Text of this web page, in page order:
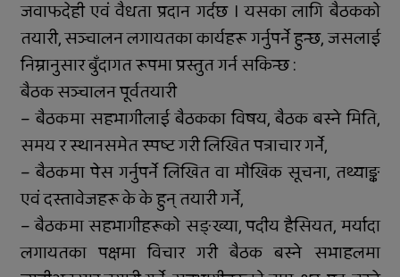
जवाफदेही एवं वैधता प्रदान गर्दछ । यसका लागि बैठकको
तयारी, सञ्चालन लगायतका कार्यहरू गर्नुपर्ने हुन्छ, जसलाई
निम्नानुसार बुँदागत रूपमा प्रस्तुत गर्न सकिन्छ :
बैठक सञ्चालन पूर्वतयारी
– बैठकमा सहभागीलाई बैठकका विषय, बैठक बस्ने मिति,
समय र स्थानसमेत स्पष्ट गरी लिखित पत्राचार गर्ने,
– बैठकमा पेस गर्नुपर्ने लिखित वा मौखिक सूचना, तथ्याङ्क
एवं दस्तावेजहरू के के हुन् तयारी गर्ने,
– बैठकमा सहभागीहरूको सङ्ख्या, पदीय हैसियत, मर्यादा
लगायतका पक्षमा विचार गरी बैठक बस्ने सभाहलमा